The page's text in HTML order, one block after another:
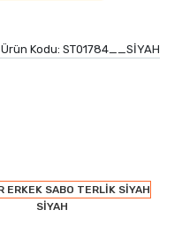
Ürün Kodu: ST01784__SİYAH
SİYAH